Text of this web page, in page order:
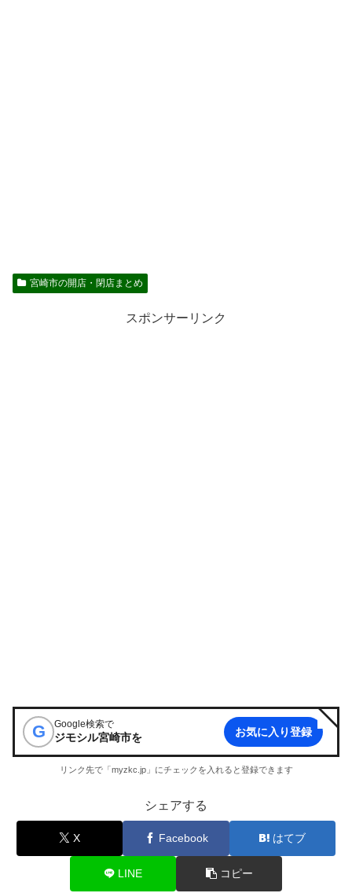
宮崎市の開店・閉店まとめ
スポンサーリンク
G Google検索で
ジモシル宮崎市を お気に入り登録
リンク先で「myzkc.jp」にチェックを入れると登録できます
シェアする
X Facebook はてブ
LINE コピー